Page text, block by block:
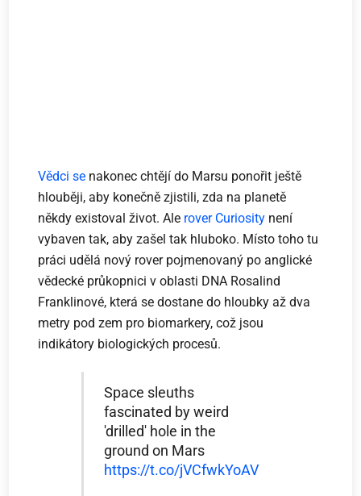
Vědci se nakonec chtějí do Marsu ponořit ještě
hlouběji, aby konečně zjistili, zda na planetě
někdy existoval život. Ale rover Curiosity není
vybaven tak, aby zašel tak hluboko. Místo toho tu
práci udělá nový rover pojmenovaný po anglické
vědecké průkopnici v oblasti DNA Rosalind
Franklinové, která se dostane do hloubky až dva
metry pod zem pro biomarkery, což jsou
indikátory biologických procesů.
Space sleuths
fascinated by weird
'drilled' hole in the
ground on Mars
https://t.co/jVCfwkYoAV